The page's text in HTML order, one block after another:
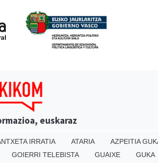
euskaraz
IRRATIA ATARIA AZPEITIA
GOIERRI TELEBISTA GUAIXE GUKA